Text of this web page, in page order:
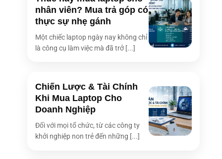
nhân viên? Mua trả góp có
thực sự nhẹ gánh
Một chiếc laptop ngày nay không chỉ
là công cụ làm việc mà đã trở [...]
Chiến Lược & Tài Chính
Khi Mua Laptop Cho
Doanh Nghiệp
Đối với mọi tổ chức, từ các công ty
khởi nghiệp non trẻ đến những [...]